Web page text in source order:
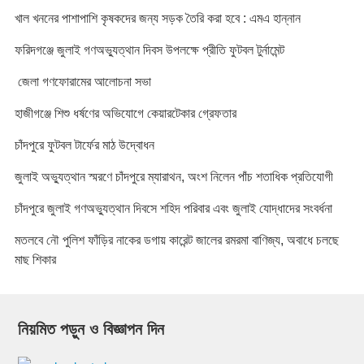
খাল খননের পাশাপাশি কৃষকদের জন্য সড়ক তৈরি করা হবে : এমএ হান্নান
ফরিদগঞ্জে জুলাই গণঅভ্যুত্থান দিবস উপলক্ষে প্রীতি ফুটবল টুর্নামেন্ট
জেলা গণফোরামের আলোচনা সভা
হাজীগঞ্জে শিশু ধর্ষণের অভিযোগে কেয়ারটেকার গ্রেফতার
চাঁদপুরে ফুটবল টার্ফের মাঠ উদ্বোধন
জুলাই অভ্যুত্থান স্মরণে চাঁদপুরে ম্যারাথন, অংশ নিলেন পাঁচ শতাধিক প্রতিযোগী
চাঁদপুরে জুলাই গণঅভ্যুত্থান দিবসে শহিদ পরিবার এবং জুলাই যোদ্ধাদের সংবর্ধনা
মতলবে নৌ পুলিশ ফাঁড়ির নাকের ডগায় কারেন্ট জালের রমরমা বাণিজ্য, অবাধে চলছে
মাছ শিকার
নিয়মিত পড়ুন ও বিজ্ঞাপন দিন